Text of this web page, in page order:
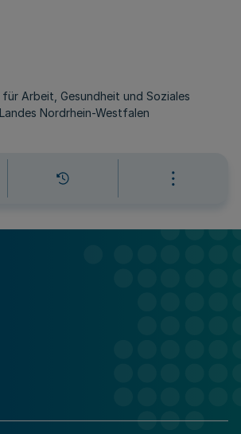
Arbeit, Gesundheit und Soziales
Nordrhein-Westfalen